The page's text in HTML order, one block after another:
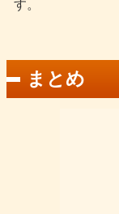
す。
まとめ